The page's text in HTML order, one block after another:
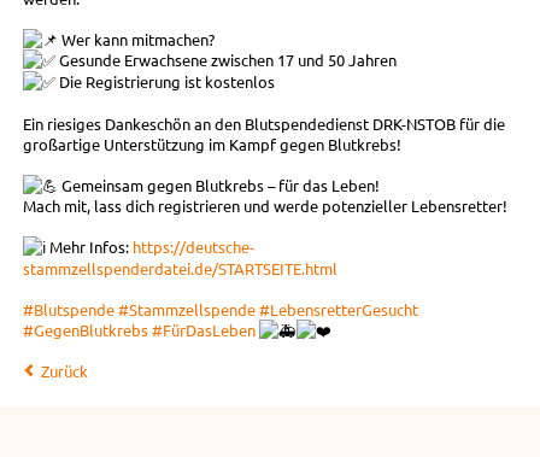
Wer kann mitmachen?
Gesunde Erwachsene zwischen 17 und 50 Jahren
Die Registrierung ist kostenlos
Ein riesiges Dankeschön an den Blutspendedienst DRK-NSTOB für die
großartige Unterstützung im Kampf gegen Blutkrebs!
Gemeinsam gegen Blutkrebs – für das Leben!
Mach mit, lass dich registrieren und werde potenzieller Lebensretter!
Mehr Infos: https://deutsche-
stammzellspenderdatei.de/STARTSEITE.html
#Blutspende#Stammzellspende#LebensretterGesucht
#GegenBlutkrebs#FürDasLeben
Zurück